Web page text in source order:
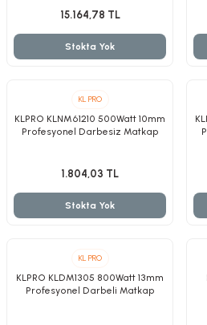
15.164,78 TL
Stokta Yok
KL PRO
KLPRO KLNM61210 500Watt 10mm
Profesyonel Darbesiz Matkap
1.804,03 TL
Stokta Yok
KL PRO
KLPRO KLDM1305 800Watt 13mm
Profesyonel Darbeli Matkap